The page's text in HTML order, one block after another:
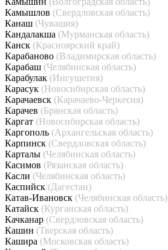
Камышлов (Свердловская область)
Канаш (Чувашия)
Кандалакша (Мурманская область)
Канск (Красноярский край)
Карабаново (Владимирская область)
Карабаш (Челябинская область)
Карабулак (Ингушетия)
Карасук (Новосибирская область)
Карачаевск (Карачаево-Черкесия)
Карачев (Брянская область)
Каргат (Новосибирская область)
Каргополь (Архангельская область)
Карпинск (Свердловская область)
Карталы (Челябинская область)
Касимов (Рязанская область)
Касли (Челябинская область)
Каспийск (Дагестан)
Катав-Ивановск (Челябинская область)
Катайск (Курганская область)
Качканар (Свердловская область)
Кашин (Тверская область)
Кашира (Московская область)